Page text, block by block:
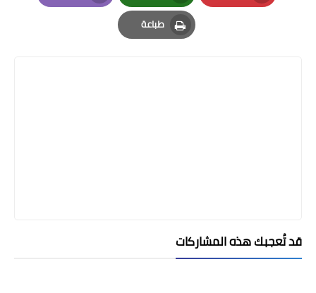
Pinterest
Whatsapp
Email
طباعة
Print
قد تُعجبك هذه المشاركات